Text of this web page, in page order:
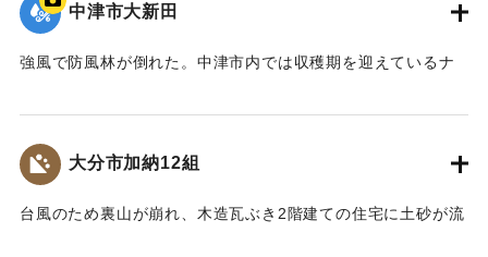
【出典：大分合同新聞 1976年9月10日夕刊7面】
中津市大新田
強風で防風林が倒れた。中津市内では収穫期を迎えているナ
｜固有コード:
大分市加納12組
台風のため裏山が崩れ、木造瓦ぶき2階建ての住宅に土砂が流